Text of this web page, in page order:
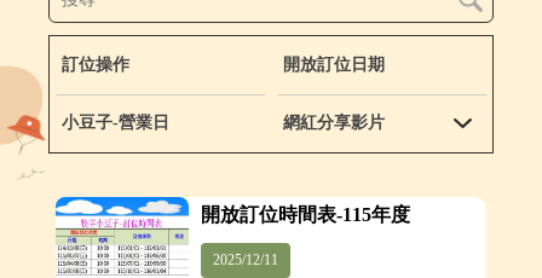
訂位操作 開放訂位日期
小豆子-營業日 網紅分享影片
開放訂位時間表-115年度
2025/12/11